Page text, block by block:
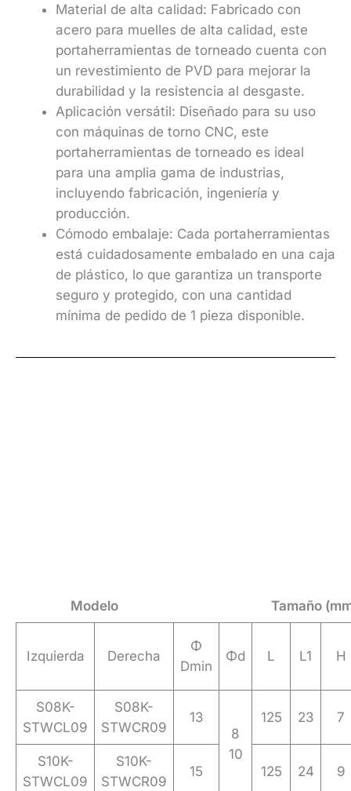
Material de alta calidad: Fabricado con
acero para muelles de alta calidad, este
portaherramientas de torneado cuenta con
un revestimiento de PVD para mejorar la
durabilidad y la resistencia al desgaste.
Aplicación versátil: Diseñado para su uso
con máquinas de torno CNC, este
portaherramientas de torneado es ideal
para una amplia gama de industrias,
incluyendo fabricación, ingeniería y
producción.
Cómodo embalaje: Cada portaherramientas
está cuidadosamente embalado en una caja
de plástico, lo que garantiza un transporte
seguro y protegido, con una cantidad
mínima de pedido de 1 pieza disponible.
Modelo Tamaño
Izquierda Derecha
Φ
Dmin
Φd L L1 H
S08K-
STWCL09
S08K-
STWCR09
13
8
10
125 23 7
S10K-
STWCL09
S10K-
STWCR09
15 125 24 9